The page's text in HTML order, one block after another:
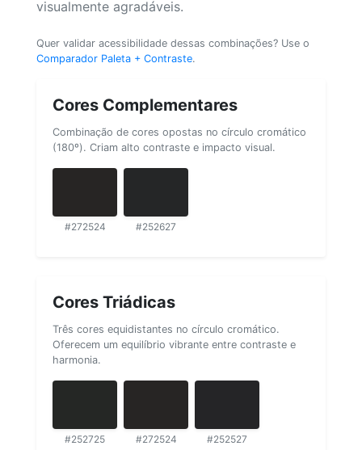
visualmente agradáveis.
Quer validar acessibilidade dessas combinações? Use o
Comparador Paleta + Contraste.
Cores Complementares
Combinação de cores opostas no círculo cromático
(180º). Criam alto contraste e impacto visual.
#272524 #252627
Cores Triádicas
Três cores equidistantes no círculo cromático.
Oferecem um equilíbrio vibrante entre contraste e
harmonia.
#252725 #272524 #252527